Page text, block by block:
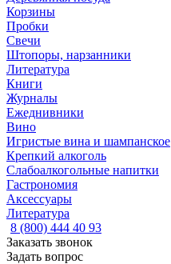
Корзины
Пробки
Свечи
Штопоры, нарзанники
Литература
Книги
Журналы
Ежеднивники
Вино
Игристые вина и шампанское
Крепкий алкоголь
Слабоалкогольные напитки
Гастрономия
Аксессуары
Литература
8 (800) 444 40 93
Заказать звонок
Задать вопрос